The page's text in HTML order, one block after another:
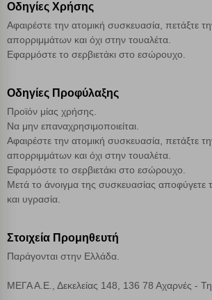
Οδηγίες Χρήσης
Αφαιρέστε την ατομική συσκευασία, πετάξτε
απορριμμάτων και όχι στην τουαλέτα.
Εφαρμόστε το σερβιετάκι στο εσώρουχο.
Οδηγίες Προφύλαξης
Προϊόν μίας χρήσης.
Να μην επαναχρησιμοποιείται.
Αφαιρέστε την ατομική συσκευασία, πετάξτε
απορριμμάτων και όχι στην τουαλέτα.
Εφαρμόστε το σερβιετάκι στο εσώρουχο.
Μετά το άνοιγμα της συσκευασίας αποφύγετε
και υγρασία.
Στοιχεία Προμηθευτή
Παράγονται στην Ελλάδα.
ΜΕΓΑ Α.Ε., Δεκελείας 148, 136 78 Αχαρνές -
Αποθήκευση ρυθμίσεων
Απόρριψη όλων